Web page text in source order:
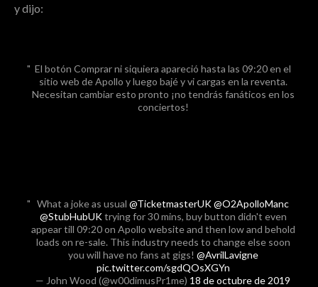
y dijo:
El botón Comprar ni siquiera apareció hasta las 09:20 en el
sitio web de Apollo y luego bajé y vi cargas en la reventa.
Necesitan cambiar esto pronto ¡no tendrás fanáticos en los
conciertos!
What a joke as usual@TicketmasterUK@O2ApolloManc
@StubHubUKtrying for 30 mins, buy button didn't even
appear till 09:20 on Apollo website and then low and behold
loads on re-sale. This industry needs to change else soon
you will have no fans at gigs! @AvrilLavigne
pic.twitter.com/sgdQOsXGYn
— John Wood (@w00dimusPr1me) 18 de octubre de 2019